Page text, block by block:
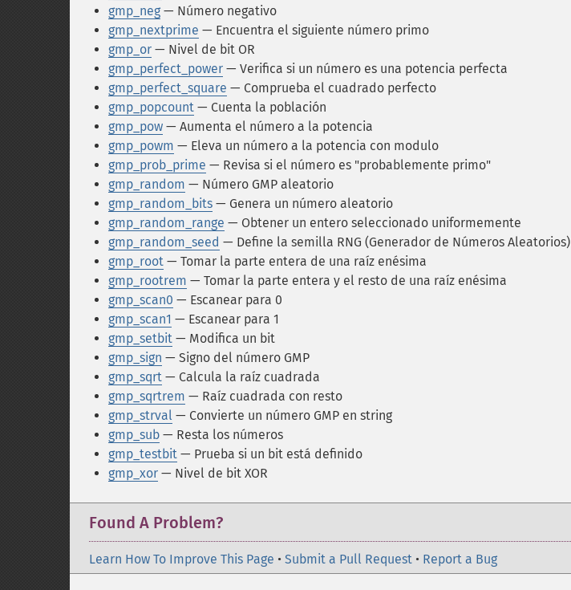
gmp_neg — Número negativo
gmp_nextprime — Encuentra el siguiente número primo
gmp_or — Nivel de bit OR
gmp_perfect_power — Verifica si un número es una potencia perfecta
gmp_perfect_square — Comprueba el cuadrado perfecto
gmp_popcount — Cuenta la población
gmp_pow — Aumenta el número a la potencia
gmp_powm — Eleva un número a la potencia con modulo
gmp_prob_prime — Revisa si el número es "probablemente primo"
gmp_random — Número GMP aleatorio
gmp_random_bits — Genera un número aleatorio
gmp_random_range — Obtener un entero seleccionado uniformemente
gmp_random_seed — Define la semilla RNG (Generador de Números Aleatorios)
gmp_root — Tomar la parte entera de una raíz enésima
gmp_rootrem — Tomar la parte entera y el resto de una raíz enésima
gmp_scan0 — Escanear para 0
gmp_scan1 — Escanear para 1
gmp_setbit — Modifica un bit
gmp_sign — Signo del número GMP
gmp_sqrt — Calcula la raíz cuadrada
gmp_sqrtrem — Raíz cuadrada con resto
gmp_strval — Convierte un número GMP en string
gmp_sub — Resta los números
gmp_testbit — Prueba si un bit está definido
gmp_xor — Nivel de bit XOR
Found A Problem?
Learn How To Improve This Page • Submit a Pull Request • Report a Bug